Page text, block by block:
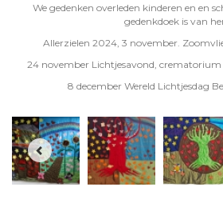
We gedenken overleden kinderen en en
gedenkdoek is van
Allerzielen 2024, 3 november.
24 november Lichtjesavond, crematorium
8 december Wereld Lichtjesdag